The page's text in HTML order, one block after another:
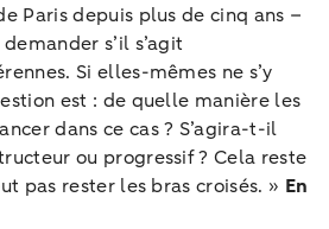
Paris depuis plus de cinq ans –
s’il s’agit
Si elles-mêmes ne s’y
est : de quelle manière les
dans ce cas ? S’agira-t-il
ou progressif ? Cela reste
pas rester les bras croisés. » En